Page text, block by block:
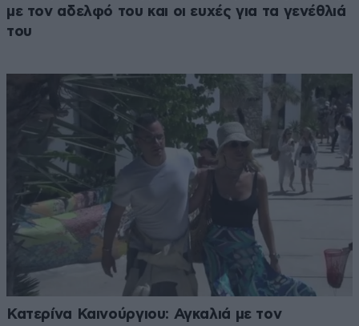
με τον αδελφό του και οι ευχές για τα γενέθλιά
του
Κατερίνα Καινούργιου: Αγκαλιά με τον